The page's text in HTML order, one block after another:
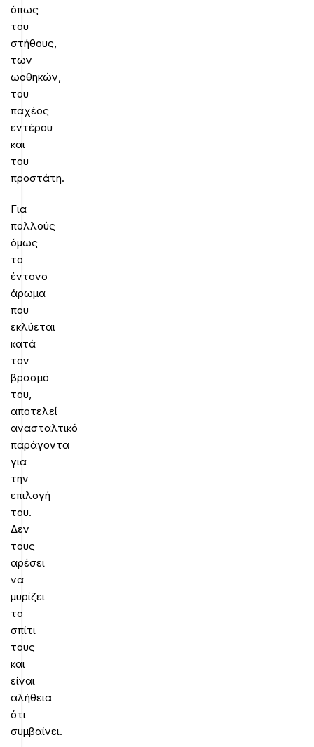
όπως
του
στήθους,
των
ωοθηκών,
του
παχέος
εντέρου
και
του
προστάτη.
Για
πολλούς
όμως
το
έντονο
άρωμα
που
εκλύεται
κατά
τον
βρασμό
του,
αποτελεί
ανασταλτικό
παράγοντα
για
την
επιλογή
του.
Δεν
τους
αρέσει
να
μυρίζει
το
σπίτι
τους
και
είναι
αλήθεια
ότι
συμβαίνει.